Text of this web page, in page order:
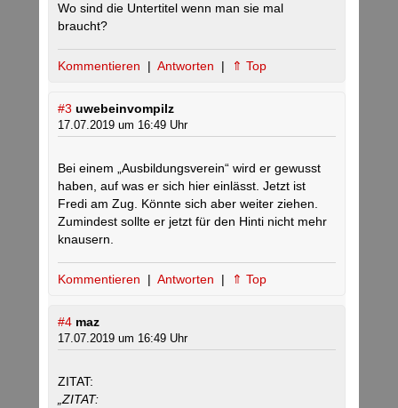
Wo sind die Untertitel wenn man sie mal
braucht?
Kommentieren | Antworten | ⇑ Top
#3 uwebeinvompilz
17.07.2019 um 16:49 Uhr
Bei einem „Ausbildungsverein“ wird er gewusst
haben, auf was er sich hier einlässt. Jetzt ist
Fredi am Zug. Könnte sich aber weiter ziehen.
Zumindest sollte er jetzt für den Hinti nicht mehr
knausern.
Kommentieren | Antworten | ⇑ Top
#4 maz
17.07.2019 um 16:49 Uhr
ZITAT:
„ZITAT: